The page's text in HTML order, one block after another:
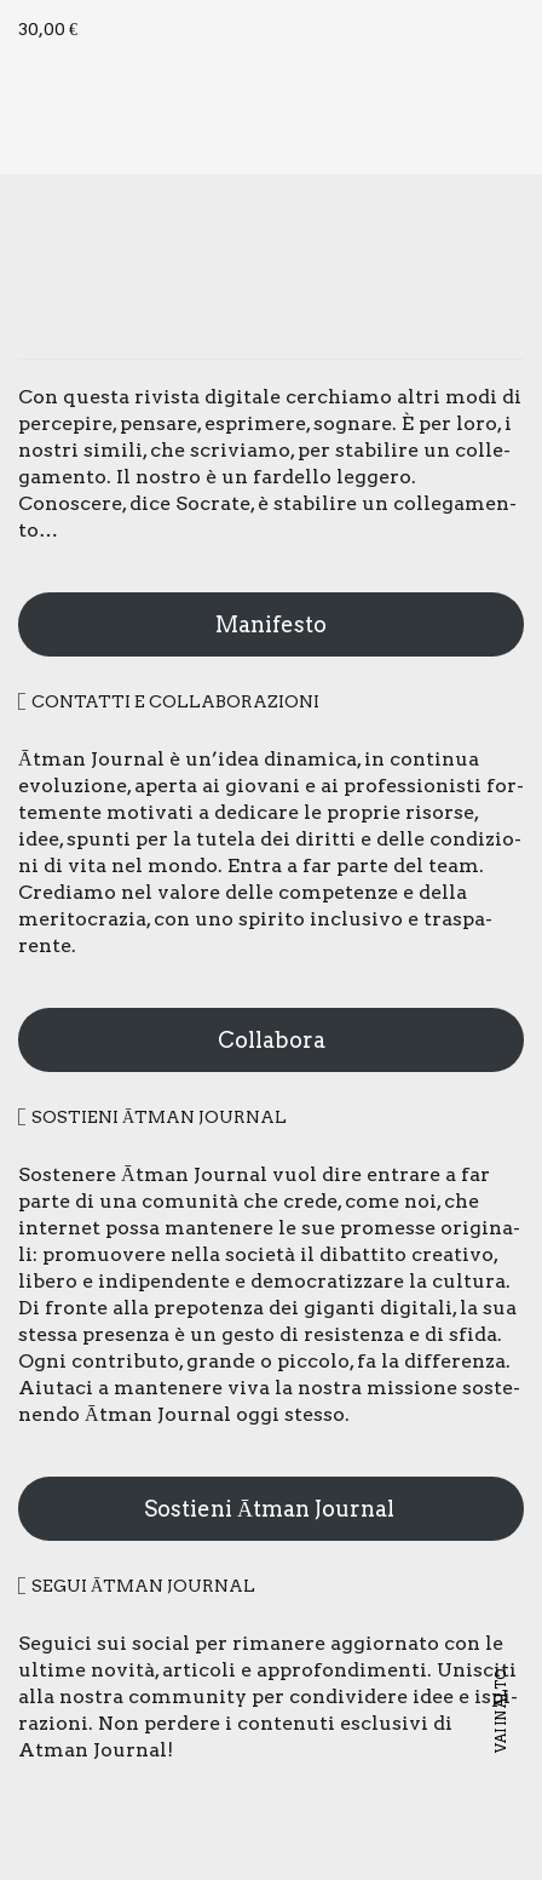
30,00 €
Con que­sta rivi­sta digi­ta­le cer­chia­mo altri modi di
per­ce­pi­re, pen­sa­re, espri­me­re, sogna­re. È per loro, i
nostri simi­li, che scri­via­mo, per sta­bi­li­re un col­le­
ga­men­to. Il nostro è un far­del­lo leg­ge­ro.
Cono­sce­re, dice Socra­te, è sta­bi­li­re un col­le­ga­men­
to…
Manifesto
CON­TAT­TI E COL­LA­BO­RA­ZIO­NI
Ātman Jour­nal è un’idea dina­mi­ca, in con­ti­nua
evo­lu­zio­ne, aper­ta ai gio­va­ni e ai pro­fes­sio­ni­sti for­
te­men­te moti­va­ti a dedi­ca­re le pro­prie risor­se,
idee, spun­ti per la tute­la dei dirit­ti e del­le con­di­zio­
ni di vita nel mon­do. Entra a far par­te del team.
Cre­dia­mo nel valo­re del­le com­pe­ten­ze e del­la
meri­to­cra­zia, con uno spi­ri­to inclu­si­vo e tra­spa­
ren­te.
Collabora
SOSTIE­NI ĀTMAN JOUR­NAL
Soste­ne­re Ātman Jour­nal vuol dire entra­re a far
par­te di una comu­ni­tà che cre­de, come noi, che
inter­net pos­sa man­te­ne­re le sue pro­mes­se ori­gi­na­
li: pro­muo­ve­re nel­la socie­tà il dibat­ti­to crea­ti­vo,
libe­ro e indi­pen­den­te e demo­cra­tiz­za­re la cul­tu­ra.
Di fron­te alla pre­po­ten­za dei gigan­ti digi­ta­li, la sua
stes­sa pre­sen­za è un gesto di resi­sten­za e di sfi­da.
Ogni con­tri­bu­to, gran­de o pic­co­lo, fa la dif­fe­ren­za.
Aiu­ta­ci a man­te­ne­re viva la nostra mis­sio­ne soste­
nen­do Ātman Jour­nal oggi stes­so.
Sostieni Ātman Journal
SEGUI ĀTMAN JOUR­NAL
Segui­ci sui social per rima­ne­re aggior­na­to con le
ulti­me novi­tà, arti­co­li e appro­fon­di­men­ti. Uni­sci­ti
alla nostra com­mu­ni­ty per con­di­vi­de­re idee e ispi­
ra­zio­ni. Non per­de­re i con­te­nu­ti esclu­si­vi di
Atman Jour­nal!
VAI IN ALTO